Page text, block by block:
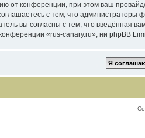
от конференции, при этом ваш
с тем, что
вы согласны с тем, что введённая
«rus-canary.ru», ни phpBB